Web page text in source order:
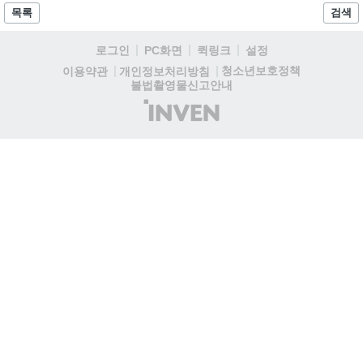
용자는 과제를 완수하며 동(V) 투발라 장비와 검은별 무기, 카라
목록 검색
로그인 PC화면 퀵링크
설정
이용약관
개인정보처리방침
청소년보호정책
불법촬영물신고안내
(주)
인